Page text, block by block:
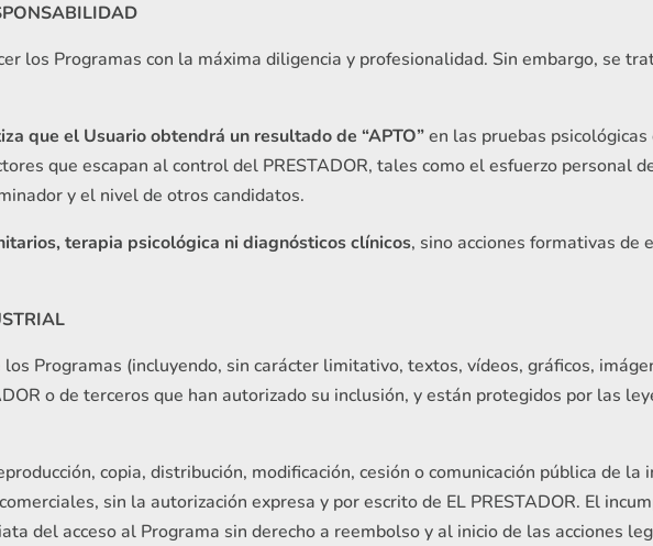
los Programas con la máxima diligencia y profesionalidad. Sin embargo, se
que el Usuario obtendrá un resultado de “APTO”en las pruebas
que escapan al control del PRESTADOR, tales como el esfuerzo personal
y el nivel de otros candidatos.
terapia psicológica ni diagnósticos clínicos, sino acciones formativas de
Programas (incluyendo, sin carácter limitativo, textos, vídeos, gráficos,
o de terceros que han autorizado su inclusión, y están protegidos por las
copia, distribución, modificación, cesión o comunicación pública de la
sin la autorización expresa y por escrito de EL PRESTADOR. El
del acceso al Programa sin derecho a reembolso y al inicio de las acciones